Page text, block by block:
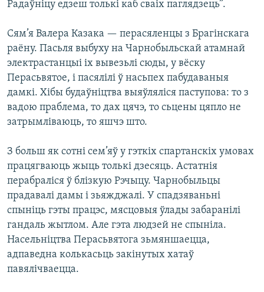
Радаўніцу едзеш толькі каб сваіх паглядзець”.
Сям’я Валера Казака — перасяленцы з Брагінскага
раёну. Пасьля выбуху на Чарнобыльскай атамнай
электрастанцыі іх вывезьлі сюды, у вёску
Перасьвятое, і пасялілі ў насьпех пабудаваныя
дамкі. Хібы будаўніцтва выяўляліся паступова: то з
вадою праблема, то дах цячэ, то сьцены цяпло не
затрымліваюць, то яшчэ што.
З больш як сотні сем’яў у гэткіх спартанскіх умовах
працягваюць жыць толькі дзесяць. Астатнія
перабраліся ў блізкую Рэчыцу. Чарнобыльцы
прадавалі дамы і зьяжджалі. У спадзяваньні
спыніць гэты працэс, мясцовыя ўлады забаранілі
гандаль жытлом. Але гэта людзей не спыніла.
Насельніцтва Перасьвятога зьмяншаецца,
адпаведна колькасьць закінутых хатаў
павялічваецца.